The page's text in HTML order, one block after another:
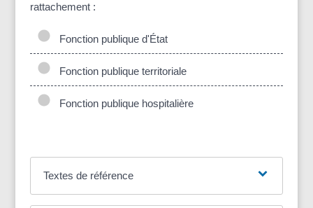
rattachement :
Fonction publique d'État
Fonction publique territoriale
Fonction publique hospitalière
Textes de référence